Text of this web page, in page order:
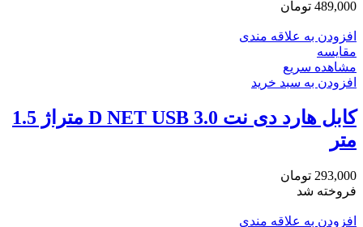
489,000 تومان
افزودن به علاقه مندی
مقایسه
مشاهده سریع
افزودن به سبد خرید
کابل هارد دی نت D NET USB 3.0 متراژ 1.5
متر
293,000 تومان
فروخته شد
افزودن به علاقه مندی